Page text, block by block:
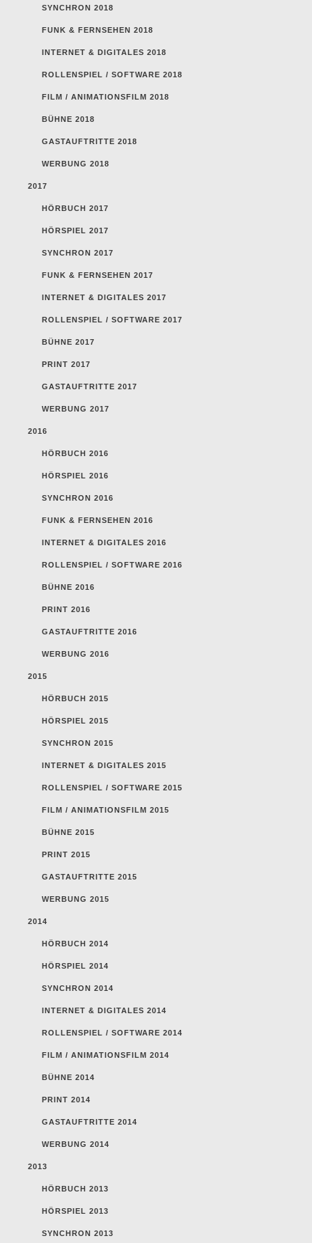
SYNCHRON 2018
FUNK & FERNSEHEN 2018
INTERNET & DIGITALES 2018
ROLLENSPIEL / SOFTWARE 2018
FILM / ANIMATIONSFILM 2018
BÜHNE 2018
GASTAUFTRITTE 2018
WERBUNG 2018
2017
HÖRBUCH 2017
HÖRSPIEL 2017
SYNCHRON 2017
FUNK & FERNSEHEN 2017
INTERNET & DIGITALES 2017
ROLLENSPIEL / SOFTWARE 2017
BÜHNE 2017
PRINT 2017
GASTAUFTRITTE 2017
WERBUNG 2017
2016
HÖRBUCH 2016
HÖRSPIEL 2016
SYNCHRON 2016
FUNK & FERNSEHEN 2016
INTERNET & DIGITALES 2016
ROLLENSPIEL / SOFTWARE 2016
BÜHNE 2016
PRINT 2016
GASTAUFTRITTE 2016
WERBUNG 2016
2015
HÖRBUCH 2015
HÖRSPIEL 2015
SYNCHRON 2015
INTERNET & DIGITALES 2015
ROLLENSPIEL / SOFTWARE 2015
FILM / ANIMATIONSFILM 2015
BÜHNE 2015
PRINT 2015
GASTAUFTRITTE 2015
WERBUNG 2015
2014
HÖRBUCH 2014
HÖRSPIEL 2014
SYNCHRON 2014
INTERNET & DIGITALES 2014
ROLLENSPIEL / SOFTWARE 2014
FILM / ANIMATIONSFILM 2014
BÜHNE 2014
PRINT 2014
GASTAUFTRITTE 2014
WERBUNG 2014
2013
HÖRBUCH 2013
HÖRSPIEL 2013
SYNCHRON 2013